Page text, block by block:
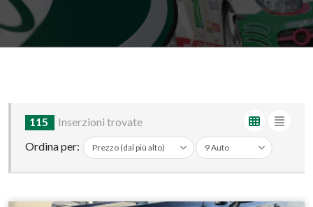
115
Inserzioni trovate
Ordina per: